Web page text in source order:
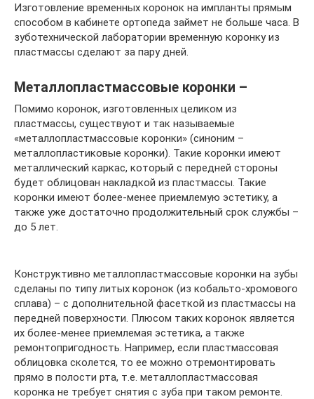
Изготовление временных коронок на импланты прямым
способом в кабинете ортопеда займет не больше часа. В
зуботехнической лаборатории временную коронку из
пластмассы сделают за пару дней.
Металлопластмассовые коронки –
Помимо коронок, изготовленных целиком из
пластмассы, существуют и так называемые
«металлопластмассовые коронки» (синоним –
металлопластиковые коронки). Такие коронки имеют
металлический каркас, который с передней стороны
будет облицован накладкой из пластмассы. Такие
коронки имеют более-менее приемлемую эстетику, а
также уже достаточно продолжительный срок службы –
до 5 лет.
Конструктивно металлопластмассовые коронки на зубы
сделаны по типу литых коронок (из кобальто-хромового
сплава) – с дополнительной фасеткой из пластмассы на
передней поверхности. Плюсом таких коронок является
их более-менее приемлемая эстетика, а также
ремонтопригодность. Например, если пластмассовая
облицовка сколется, то ее можно отремонтировать
прямо в полости рта, т.е. металлопластмассовая
коронка не требует снятия с зуба при таком ремонте.